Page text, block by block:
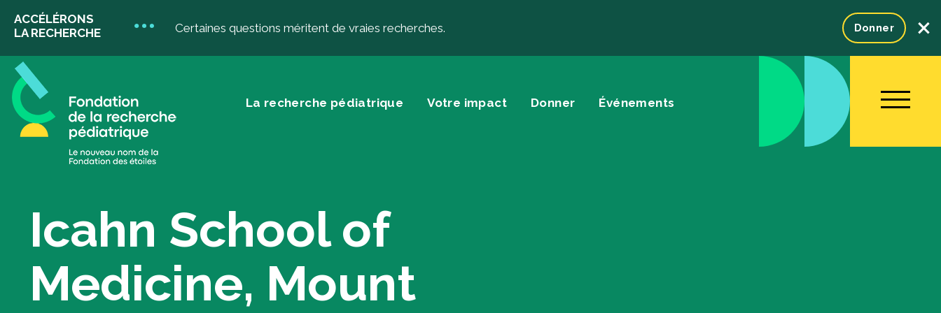
ACCÉLÉRONS
LA RECHERCHE
Certaines questions méritent de vraies recherches. Donner ×
La recherche pédiatrique Votre impact Donner Événements
pédiatrique
Votre impact
Donner
dons planifiés
Donner… autrement
Icahn School of
Medicine, Mount